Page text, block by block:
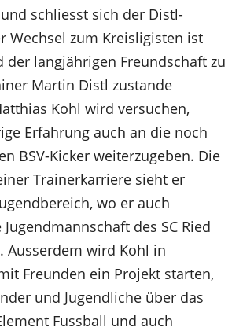
schliesst sich der Distl-
Wechsel zum Kreisligisten ist
der langjährigen Freundschaft zu
Martin Distl zustande
Kohl wird versuchen,
Erfahrung auch an die noch
BSV-Kicker weiterzugeben. Die
Trainerkarriere sieht er
wo er auch
des SC Ried
Ausserdem wird Kohl in
Freunden ein Projekt starten,
und Jugendliche über das
Fussball und auch